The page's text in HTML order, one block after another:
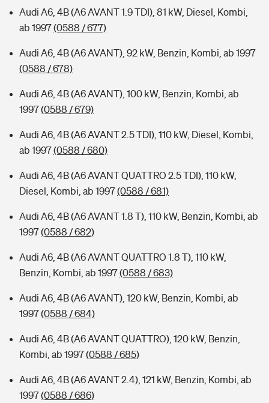
Audi A6, 4B (A6 AVANT 1.9 TDI), 81 kW, Diesel, Kombi,
ab 1997(0588 / 677)
Audi A6, 4B (A6 AVANT), 92 kW, Benzin, Kombi, ab 1997
(0588 / 678)
Audi A6, 4B (A6 AVANT), 100 kW, Benzin, Kombi, ab
1997(0588 / 679)
Audi A6, 4B (A6 AVANT 2.5 TDI), 110 kW, Diesel, Kombi,
ab 1997(0588 / 680)
Audi A6, 4B (A6 AVANT QUATTRO 2.5 TDI), 110 kW,
Diesel, Kombi, ab 1997(0588 / 681)
Audi A6, 4B (A6 AVANT 1.8 T), 110 kW, Benzin, Kombi, ab
1997(0588 / 682)
Audi A6, 4B (A6 AVANT QUATTRO 1.8 T), 110 kW,
Benzin, Kombi, ab 1997(0588 / 683)
Audi A6, 4B (A6 AVANT), 120 kW, Benzin, Kombi, ab
1997(0588 / 684)
Audi A6, 4B (A6 AVANT QUATTRO), 120 kW, Benzin,
Kombi, ab 1997(0588 / 685)
Audi A6, 4B (A6 AVANT 2.4), 121 kW, Benzin, Kombi, ab
1997(0588 / 686)